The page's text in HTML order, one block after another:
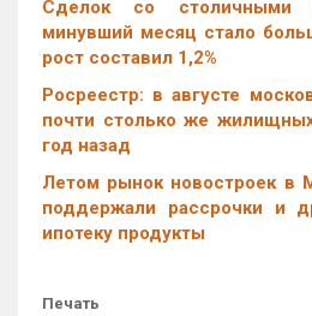
Cделок со столичными
минувший месяц стало
рост составил 1,2%
Росреестр: в августе
почти столько же
год назад
Летом рынок новостроек в
поддержали рассрочки и
ипотеку продукты
Печать